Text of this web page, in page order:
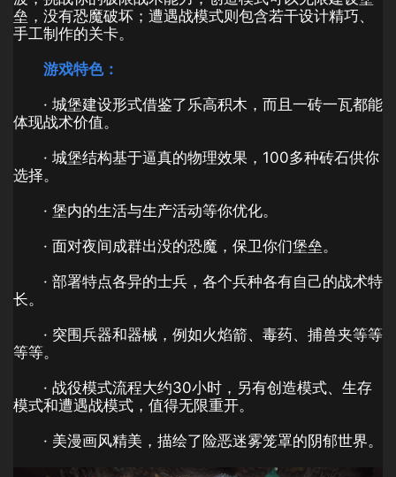
垒，没有恐魔破坏；遭遇战模式则包含若干设计精巧、
手工制作的关卡。
游戏特色：
· 城堡建设形式借鉴了乐高积木，而且一砖一瓦都能
体现战术价值。
· 城堡结构基于逼真的物理效果，100多种砖石供你
选择。
· 堡内的生活与生产活动等你优化。
· 面对夜间成群出没的恐魔，保卫你们堡垒。
· 部署特点各异的士兵，各个兵种各有自己的战术特
长。
· 突围兵器和器械，例如火焰箭、毒药、捕兽夹等等
等等。
· 战役模式流程大约30小时，另有创造模式、生存
模式和遭遇战模式，值得无限重开。
· 美漫画风精美，描绘了险恶迷雾笼罩的阴郁世界。